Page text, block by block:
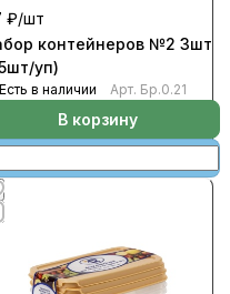
₽/шт
контейнеров №2 3шт
уп)
Есть в наличии Арт. Бр.0.21
В корзину